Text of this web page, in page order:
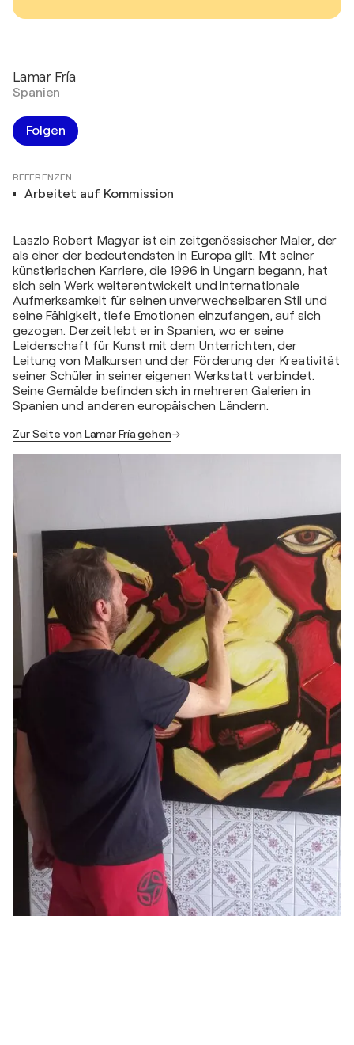
Lamar Fría
Spanien
Folgen
REFERENZEN
Arbeitet auf Kommission
Laszlo Robert Magyar ist ein zeitgenössischer Maler, der
als einer der bedeutendsten in Europa gilt. Mit seiner
künstlerischen Karriere, die 1996 in Ungarn begann, hat
sich sein Werk weiterentwickelt und internationale
Aufmerksamkeit für seinen unverwechselbaren Stil und
seine Fähigkeit, tiefe Emotionen einzufangen, auf sich
gezogen. Derzeit lebt er in Spanien, wo er seine
Leidenschaft für Kunst mit dem Unterrichten, der
Leitung von Malkursen und der Förderung der Kreativität
seiner Schüler in seiner eigenen Werkstatt verbindet.
Seine Gemälde befinden sich in mehreren Galerien in
Spanien und anderen europäischen Ländern.
Zur Seite von Lamar Fría gehen